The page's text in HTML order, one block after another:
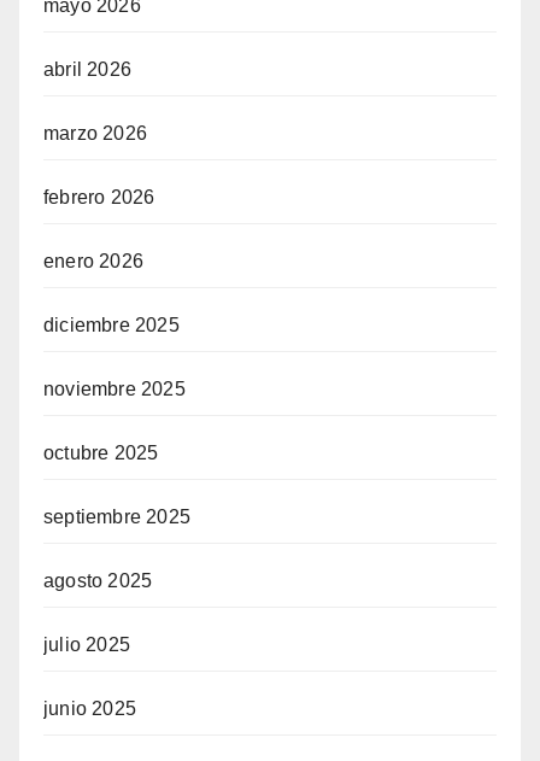
mayo 2026
abril 2026
marzo 2026
febrero 2026
enero 2026
diciembre 2025
noviembre 2025
octubre 2025
septiembre 2025
agosto 2025
julio 2025
junio 2025